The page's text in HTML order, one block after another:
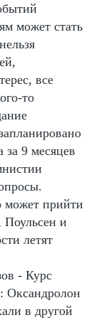
может стать
все
то
за 9 месяцев
может прийти
и
летят
- Курс
Оксандролон
в другой